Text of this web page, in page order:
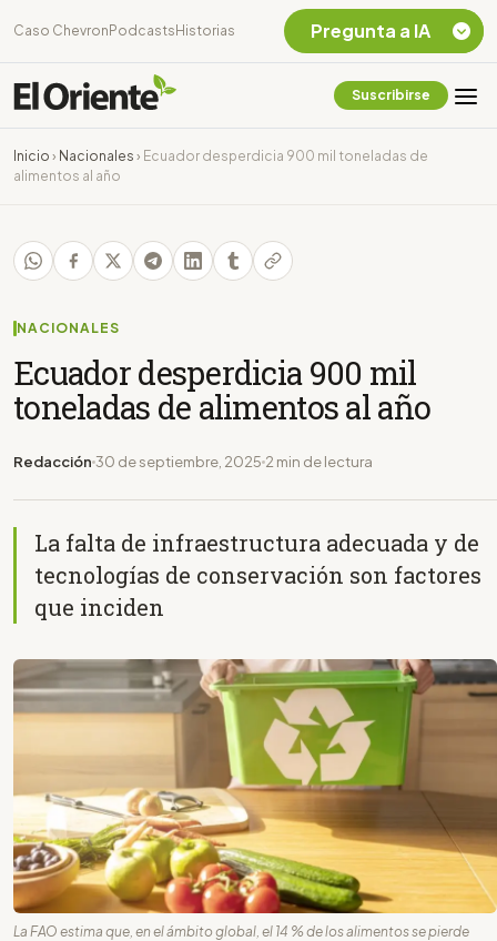
Caso Chevron Podcasts Historias
Suscribirse
Inicio › Nacionales › Ecuador desperdicia 900 mil toneladas de
alimentos al año
NACIONALES
Ecuador desperdicia 900 mil
toneladas de alimentos al año
Redacción 30 de septiembre, 2025 2 min de lectura
La falta de infraestructura adecuada y de
tecnologías de conservación son factores
que inciden
La FAO estima que, en el ámbito global, el 14 % de los alimentos se pierde
Pregunta a IA
Chevron Ecuador